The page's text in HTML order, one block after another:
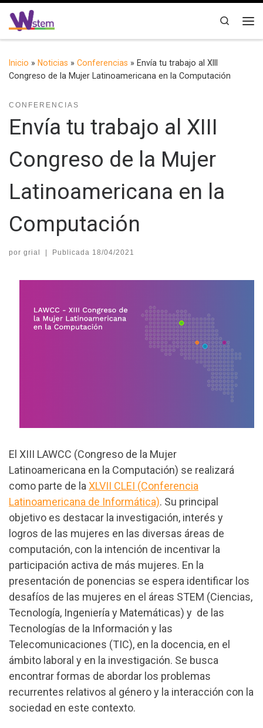
Saltar al contenido
Search
Inicio » Noticias » Conferencias » Envía tu trabajo al XIII
Congreso de la Mujer Latinoamericana en la Computación
CONFERENCIAS
Envía tu trabajo al XIII
Congreso de la Mujer
Latinoamericana en la
Computación
por grial | Publicada 18/04/2021
El XIII LAWCC (Congreso de la Mujer
Latinoamericana en la Computación) se realizará
como parte de la XLVII CLEI (Conferencia
Latinoamericana de Informática). Su principal
objetivo es destacar la investigación, interés y
logros de las mujeres en las diversas áreas de
computación, con la intención de incentivar la
participación activa de más mujeres. En la
presentación de ponencias se espera identificar los
desafíos de las mujeres en el áreas STEM (Ciencias,
Tecnología, Ingeniería y Matemáticas) y de las
Tecnologías de la Información y las
Telecomunicaciones (TIC), en la docencia, en el
ámbito laboral y en la investigación. Se busca
encontrar formas de abordar los problemas
recurrentes relativos al género y la interacción con la
sociedad en este contexto.